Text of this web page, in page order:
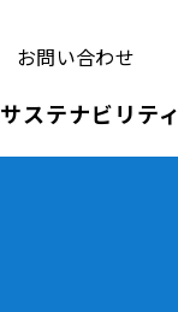
お問い合わせ
サステナビリティ